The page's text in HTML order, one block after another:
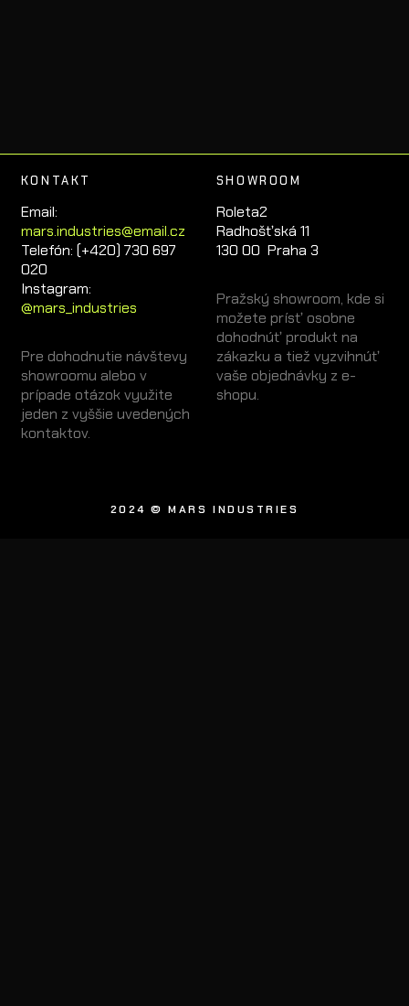
KONTAKT
Email:
mars.industries@email.cz
Telefón: (+420) 730 697
020
Instagram:
@mars_industries
Pre dohodnutie návštevy
showroomu alebo v
prípade otázok využite
jeden z vyššie uvedených
kontaktov.
SHOWROOM
Roleta2
Radhošťská 11
130 00 Praha 3
Pražský showroom, kde si
možete prísť osobne
dohodnúť produkt na
zákazku a tiež vyzvihnúť
vaše objednávky z e-
shopu.
2024 © MARS INDUSTRIES